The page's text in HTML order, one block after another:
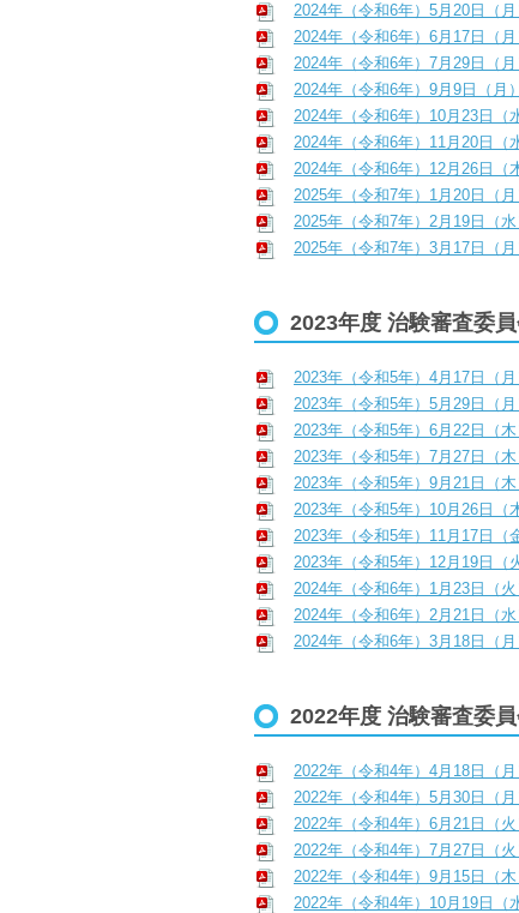
2024年（令和6年）5月20日（
2024年（令和6年）6月17日（
2024年（令和6年）7月29日（
2024年（令和6年）9月9日（月
2024年（令和6年）10月23日（
2024年（令和6年）11月20日（
2024年（令和6年）12月26日（
2025年（令和7年）1月20日（
2025年（令和7年）2月19日（
2025年（令和7年）3月17日（
2023年度 治験審査委
2023年（令和5年）4月17日（
2023年（令和5年）5月29日（
2023年（令和5年）6月22日（
2023年（令和5年）7月27日（
2023年（令和5年）9月21日（
2023年（令和5年）10月26日（
2023年（令和5年）11月17日（
2023年（令和5年）12月19日（
2024年（令和6年）1月23日（
2024年（令和6年）2月21日（
2024年（令和6年）3月18日（
2022年度 治験審査委
2022年（令和4年）4月18日（
2022年（令和4年）5月30日（
2022年（令和4年）6月21日（
2022年（令和4年）7月27日（
2022年（令和4年）9月15日（
2022年（令和4年）10月19日（